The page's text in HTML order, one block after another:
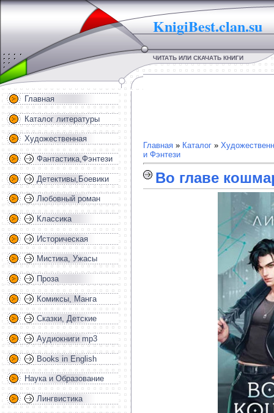
KnigiBest.clan.su
ЧИТАТЬ ИЛИ СКАЧАТЬ КНИГИ
Главная
Каталог литературы
Художественная
Фантастика,Фэнтези
Детективы,Боевики
Любовный роман
Классика
Историческая
Мистика, Ужасы
Проза
Комиксы, Манга
Сказки, Детские
Аудиокниги mp3
Books in English
Наука и Образование
Лингвистика
Главная » Каталог »
и Фэнтези
Во главе